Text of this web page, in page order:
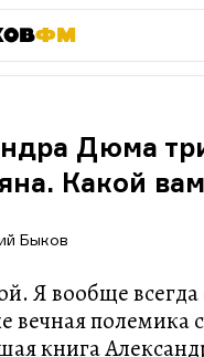
ФМ
Дюма
Какой
Быков
Я вообще
вечная полемика
книга